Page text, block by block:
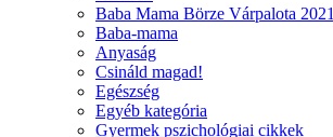
Baba Mama Börze Várpalota 2021
Baba-mama
Anyaság
Csináld magad!
Egészség
Egyéb kategória
Gyermek pszichológiai cikkek